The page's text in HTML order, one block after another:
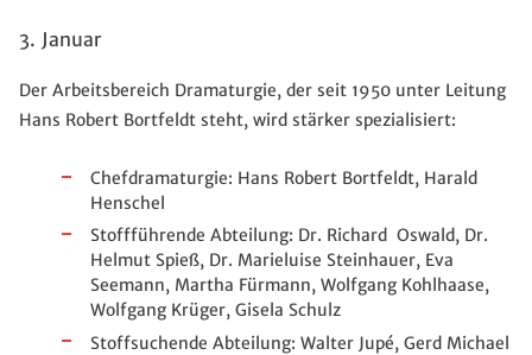
3. Januar
Der Arbeitsbereich Dramaturgie, der seit 1950 unter Leitung
Hans Robert Bortfeldt steht, wird stärker spezialisiert:
Chefdramaturgie: Hans Robert Bortfeldt, Harald
Henschel
Stoffführende Abteilung: Dr. Richard Oswald, Dr.
Helmut Spieß, Dr. Marieluise Steinhauer, Eva
Seemann, Martha Fürmann, Wolfgang Kohlhaase,
Wolfgang Krüger, Gisela Schulz
Stoffsuchende Abteilung: Walter Jupé, Gerd Michael